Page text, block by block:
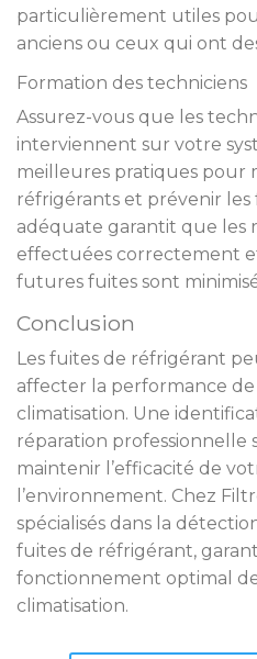
particulièrement utiles
anciens ou ceux qui ont
Formation des techniciens
Assurez-vous que les
interviennent sur votre
meilleures pratiques pour
réfrigérants et prévenir
adéquate garantit que les
effectuées correctement
futures fuites sont
Conclusion
Les fuites de réfrigérant
affecter la performance
climatisation. Une
réparation professionnelle
maintenir l’efficacité de
l’environnement. Chez
spécialisés dans la
fuites de réfrigérant,
fonctionnement optimal
climatisation.